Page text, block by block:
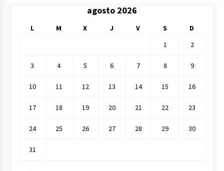
agosto 2026
L M X J V S
D
1
2
3 4 5 6 7 8 9
10 11 12 13 14 15 16
17 18 19 20 21 22 23
24 25 26 27 28 29 30
31